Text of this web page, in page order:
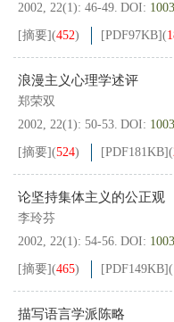
2002, 22(1): 46-49. DOI:
[摘要](452) [PDF97KB](
浪漫主义心理学述评
郑荣双
2002, 22(1): 50-53. DOI:
[摘要](524) [PDF181KB](
论坚持集体主义的公正观
李玲芬
2002, 22(1): 54-56. DOI:
[摘要](465) [PDF149KB](
描写语言学派陈略